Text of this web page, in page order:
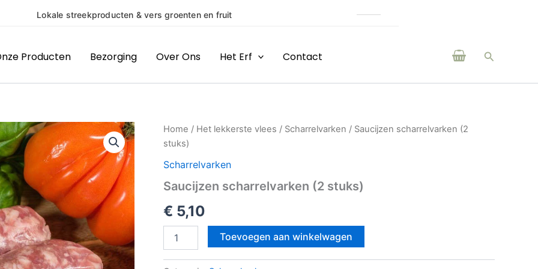
groenten en fruit (H)eerlijke producten van boeren en makers uit de regio
Producten Bezorging Over Ons Het Erf Contact Zoeken
Home / Het lekkerste vlees / Scharrelvarken / Saucijzen scharrelvarken (2
stuks)
Scharrelvarken
Saucijzen scharrelvarken (2 stuks)
€ 5,10
Saucijzen
scharrelvarken
stuks)
Toevoegen aan winkelwagen